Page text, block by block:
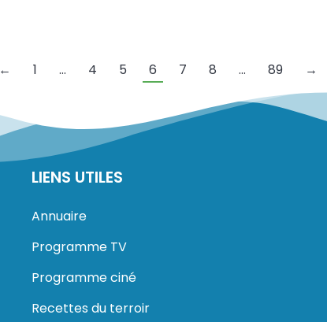
← 1 … 4 5 6 7 8 … 89 →
LIENS UTILES
Annuaire
Programme TV
Programme ciné
Recettes du terroir